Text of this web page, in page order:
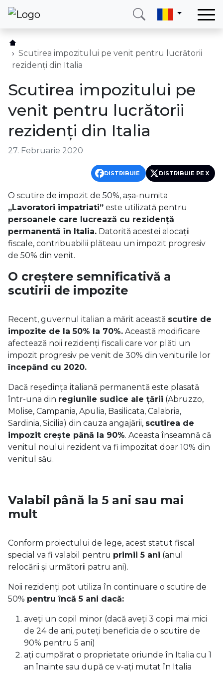
Serviciile noastre
Blog
Date de contact
Despre noi
Telefon
(+420) 234 261 904
E-mail
info@neotax.eu
Scutirea impozitului pe venit pentru lucrătorii
rezidenți din Italia
Scutirea impozitului pe
venit pentru lucrătorii
rezidenți din Italia
27. Februarie 2020
DISTRIBUIE DISTRIBUIE PE X
O scutire de impozit de 50%, așa-numita
„Lavoratori impatriati” este utilizată pentru
persoanele care lucrează cu rezidență
permanentă în Italia. Datorită acestei alocații
fiscale, contribuabilii plăteau un impozit progresiv
de 50% din venit.
O creștere semnificativă a
scutirii de impozite
Recent, guvernul italian a mărit această scutire de
impozite de la 50% la 70%. Această modificare
afectează noii rezidenți fiscali care vor plăti un
impozit progresiv pe venit de 30% din veniturile lor
începând cu 2020.
Dacă reședința italiană permanentă este plasată
într-una din regiunile sudice ale țării (Abruzzo,
Molise, Campania, Apulia, Basilicata, Calabria,
Sardinia, Sicilia) din cauza angajării, scutirea de
impozit crește până la 90%. Aceasta înseamnă că
venitul noului rezident va fi impozitat doar 10% din
venitul său.
Valabil până la 5 ani sau mai
mult
Conform proiectului de lege, acest statut fiscal
special va fi valabil pentru primii 5 ani (anul
relocării și următorii patru ani).
Noii rezidenți pot utiliza în continuare o scutire de
50% pentru încă 5 ani dacă:
aveți un copil minor (dacă aveți 3 copii mai mici
de 24 de ani, puteți beneficia de o scutire de
90% pentru 5 ani)
ați cumpărat o proprietate oriunde în Italia cu 1
an înainte sau după ce v-ați mutat în Italia